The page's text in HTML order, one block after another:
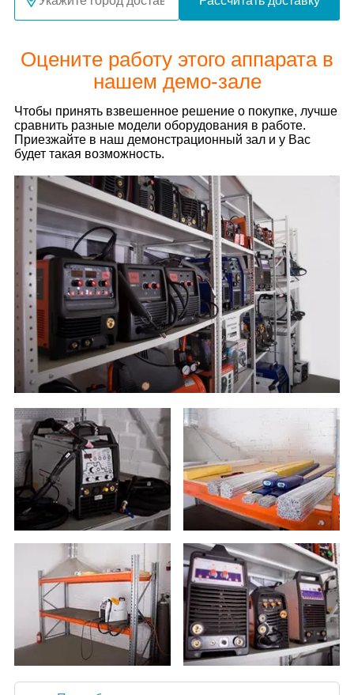
Оцените работу этого аппарата в
нашем демо-зале
Чтобы принять взвешенное решение о покупке, лучше
сравнить разные модели оборудования в работе.
Приезжайте в наш демонстрационный зал и у Вас
будет такая возможность.